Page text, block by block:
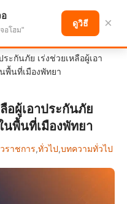
น้า
ระกันภัย เร่งช่วยเหลือผู้เอา
พื้นที่เมืองพัทยา
อผู้เอาประกันภัย
พื้นที่เมืองพัทยา
ราชการ,ทั่วไป,บทความทั่วไป
อโฮม"
ดูวิธี ×